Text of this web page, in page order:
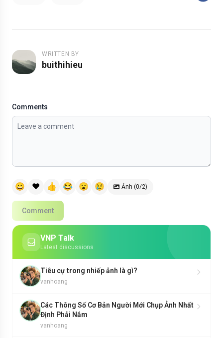
WRITTEN BY
buithihieu
Comments
😀 ❤️ 👍 😂 😮 😢 Ảnh (0/2)
Comment
VNP Talk
Latest discussions
Tiêu cự trong nhiếp ảnh là gì?
vanhoang
Các Thông Số Cơ Bản Người Mới Chụp Ảnh Nhất
Định Phải Nắm
vanhoang